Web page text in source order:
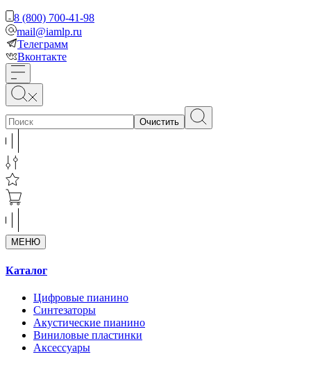
8 (800) 700-41-98
mail@iamlp.ru
Телеграмм
Вконтакте
Очистить
МЕНЮ
Каталог
Цифровые пианино
Синтезаторы
Акустические пианино
Виниловые пластинки
Аксессуары